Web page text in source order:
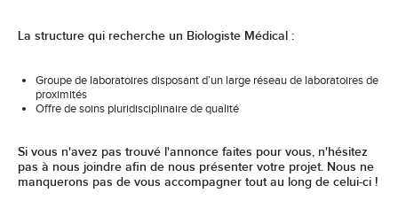
La structure qui recherche un Biologiste Médical :
Groupe de laboratoires disposant d’un large réseau de laboratoires de
proximités
Offre de soins pluridisciplinaire de qualité
Si vous n'avez pas trouvé l'annonce faites pour vous, n'hésitez
pas à nous joindre afin de nous présenter votre projet. Nous ne
manquerons pas de vous accompagner tout au long de celui-ci !